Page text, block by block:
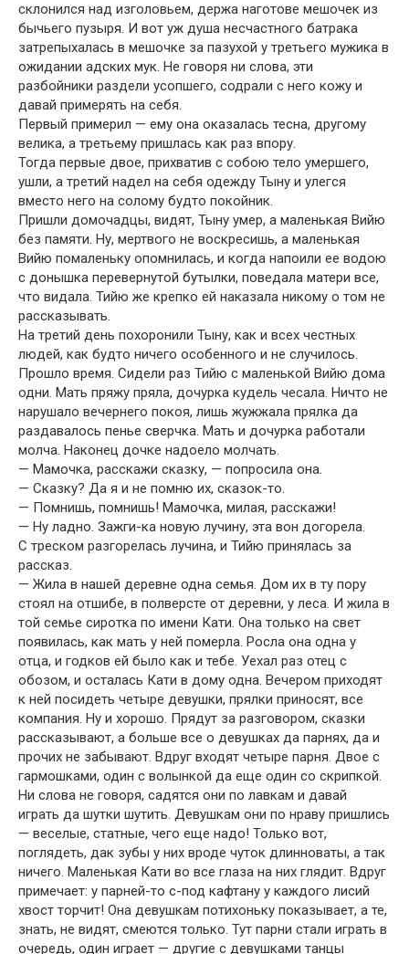
склонился над изголовьем, держа наготове мешочек из
бычьего пузыря. И вот уж душа несчастного батрака
затрепыхалась в мешочке за пазухой у третьего мужика в
ожидании адских мук. Не говоря ни слова, эти
разбойники раздели усопшего, содрали с него кожу и
давай примерять на себя.
Первый примерил — ему она оказалась тесна, другому
велика, а третьему пришлась как раз впору.
Тогда первые двое, прихватив с собою тело умершего,
ушли, а третий надел на себя одежду Тыну и улегся
вместо него на солому будто покойник.
Пришли домочадцы, видят, Тыну умер, а маленькая Вийю
без памяти. Ну, мертвого не воскресишь, а маленькая
Вийю помаленьку опомнилась, и когда напоили ее водою
с донышка перевернутой бутылки, поведала матери все,
что видала. Тийю же крепко ей наказала никому о том не
рассказывать.
На третий день похоронили Тыну, как и всех честных
людей, как будто ничего особенного и не случилось.
Прошло время. Сидели раз Тийю с маленькой Вийю дома
одни. Мать пряжу пряла, дочурка кудель чесала. Ничто не
нарушало вечернего покоя, лишь жужжала прялка да
раздавалось пенье сверчка. Мать и дочурка работали
молча. Наконец дочке надоело молчать.
— Мамочка, расскажи сказку, — попросила она.
— Сказку? Да я и не помню их, сказок-то.
— Помнишь, помнишь! Мамочка, милая, расскажи!
— Ну ладно. Зажги-ка новую лучину, эта вон догорела.
С треском разгорелась лучина, и Тийю принялась за
рассказ.
— Жила в нашей деревне одна семья. Дом их в ту пору
стоял на отшибе, в полверсте от деревни, у леса. И жила в
той семье сиротка по имени Кати. Она только на свет
появилась, как мать у ней померла. Росла она одна у
отца, и годков ей было как и тебе. Уехал раз отец с
обозом, и осталась Кати в дому одна. Вечером приходят
к ней посидеть четыре девушки, прялки приносят, все
компания. Ну и хорошо. Прядут за разговором, сказки
рассказывают, а больше все о девушках да парнях, да и
прочих не забывают. Вдруг входят четыре парня. Двое с
гармошками, один с волынкой да еще один со скрипкой.
Ни слова не говоря, садятся они по лавкам и давай
играть да шутки шутить. Девушкам они по нраву пришлись
— веселые, статные, чего еще надо! Только вот,
поглядеть, дак зубы у них вроде чуток длинноваты, а так
ничего. Маленькая Кати во все глаза на них глядит. Вдруг
примечает: у парней-то с-под кафтану у каждого лисий
хвост торчит! Она девушкам потихоньку показывает, а те,
знать, не видят, смеются только. Тут парни стали играть в
очередь, один играет — другие с девушками танцы